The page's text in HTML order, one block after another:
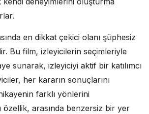
en dikkat çekici olanı şüphesiz
Bu film, izleyicilerin seçimleriyle
sunarak, izleyiciyi aktif bir katılımcı
her kararın sonuçlarını
farklı yönlerini
özellik, arasında benzersiz bir yer